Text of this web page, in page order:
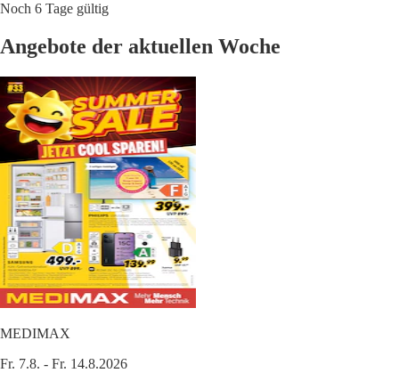
Noch 6 Tage gültig
Angebote der aktuellen Woche
MEDIMAX
Fr. 7.8. - Fr. 14.8.2026